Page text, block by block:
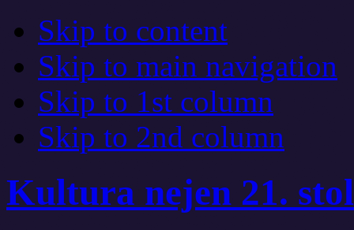
Skip to content
Skip to main navigation
Skip to 1st column
Skip to 2nd column
Kultura nejen 21.